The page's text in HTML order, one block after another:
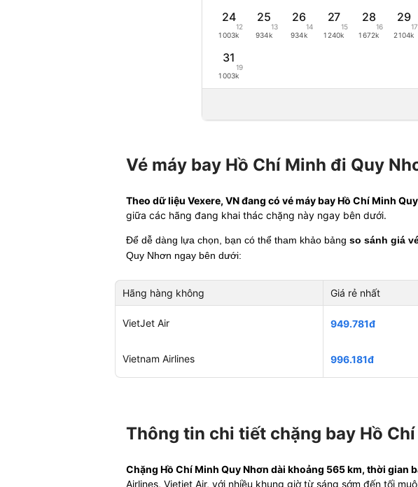
24
12
1003k
25
13
934k
26
14
934k
27
15
1240k
28
16
1672k
29
17
2104k
31
19
1003k
Vé máy bay Hồ Chí Minh đi Quy
Theo dữ liệu Vexere, VN đang có vé máy bay Hồ Chí Minh
giữa các hãng đang khai thác chặng này ngay bên dưới.
Để dễ dàng lựa chọn, bạn có thể tham khảo bảng so sánh giá
Quy Nhơn ngay bên dưới:
Hãng hàng không Giá rẻ nhất
VietJet Air 949.781đ
Vietnam Airlines 996.181đ
Thông tin chi tiết chặng bay Hồ
Chặng Hồ Chí Minh Quy Nhơn dài khoảng 565 km, thời gian
Airlines, Vietjet Air, với nhiều khung giờ từ sáng sớm đến tối